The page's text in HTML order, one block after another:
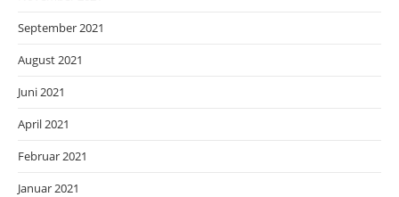
September 2021
August 2021
Juni 2021
April 2021
Februar 2021
Januar 2021